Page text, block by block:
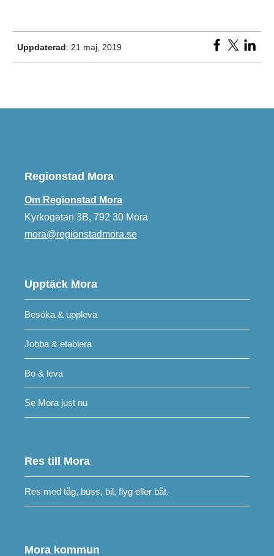
Uppdaterad: 21 maj, 2019
Regionstad Mora
Om Regionstad Mora
Kyrkogatan 3B, 792 30 Mora
mora@regionstadmora.se
Upptäck Mora
Besöka & uppleva
Jobba & etablera
Bo & leva
Se Mora just nu
Res till Mora
Res med tåg, buss, bil, flyg eller båt.
Mora kommun